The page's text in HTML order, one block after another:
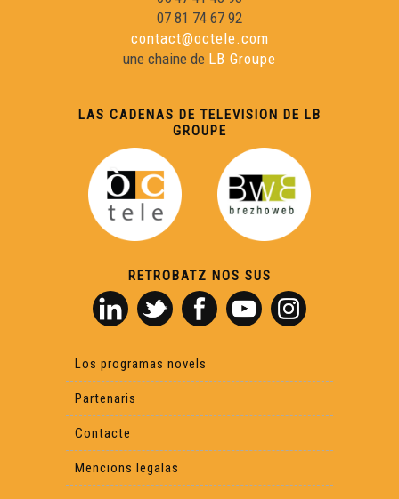
07 81 74 67 92
contact@octele.com
une chaine de LB Groupe
LAS CADENAS DE TELEVISION DE LB
GROUPE
RETROBATZ NOS SUS
Los programas novels
Partenaris
Contacte
Mencions legalas